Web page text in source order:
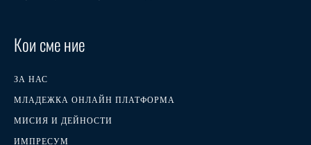
Кои сме ние
ЗА НАС
МЛАДЕЖКА ОНЛАЙН ПЛАТФОРМА
МИСИЯ И ДЕЙНОСТИ
ИМПРЕСУМ